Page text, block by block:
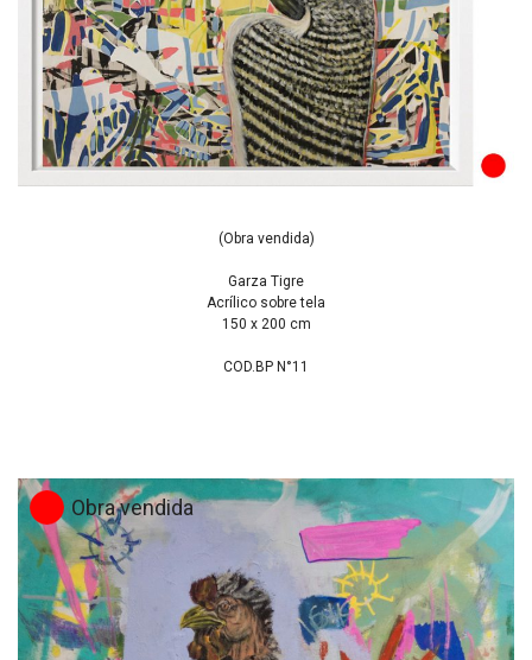
(Obra vendida)
Garza Tigre
Acrílico sobre tela
150 x 200 cm
COD.BP N°11